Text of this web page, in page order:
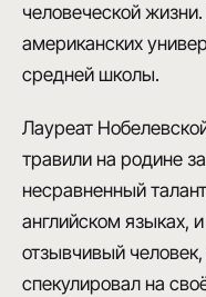
человеческой жизни.
американских
средней школы.
Лауреат
травили на родине
несравненный
английском языках,
отзывчивый
спекулировал на